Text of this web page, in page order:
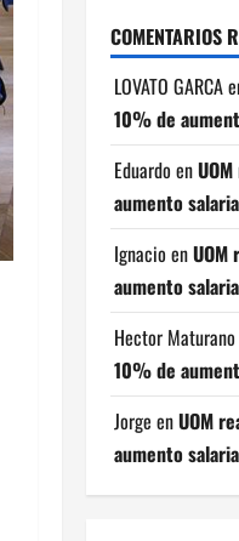
COMENTARIOS
LOVATO GARCA
10% de
Eduardo en
aumento
Ignacio en
aumento
Hector Maturano
10% de
Jorge enUOM
aumento